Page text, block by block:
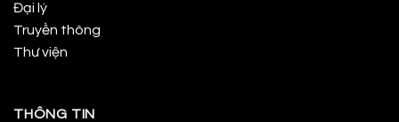
Đại lý
Truyền thông
Thư viện
THÔNG TIN